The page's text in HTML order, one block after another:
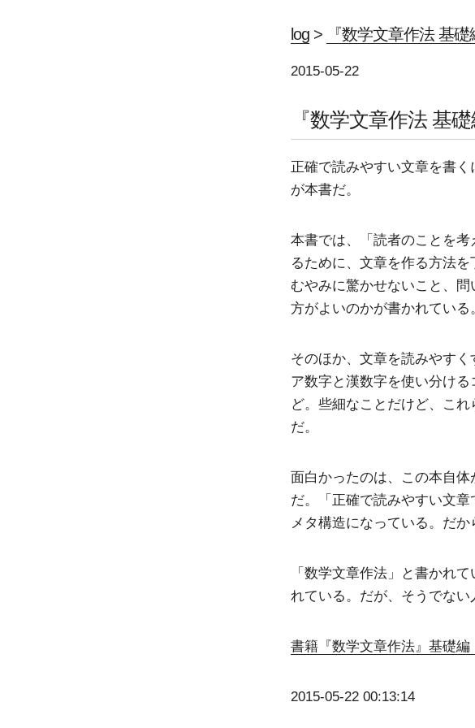
log> 『数学文章作法 基
2015-05-22
『数学文章作法 基
正確で読みやすい文章を書
が本書だ。
本書では、「読者のことを
るために、文章を作る方法
むやみに驚かせないこと、
方がよいのかが書かれている
そのほか、文章を読みやす
ア数字と漢数字を使い分け
ど。些細なことだけど、こ
だ。
面白かったのは、この本自
だ。「正確で読みやすい文
メタ構造になっている。だか
「数学文章作法」と書かれ
れている。だが、そうでない
書籍『数学文章作法』基礎編
2015-05-22 00:13:14